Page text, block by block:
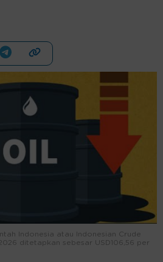
Indonesia atau Indonesian Crude
ditetapkan sebesar USD106,56 per